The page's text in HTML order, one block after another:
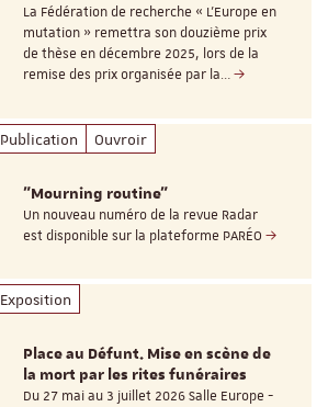
La Fédération de recherche « L’Europe en
mutation » remettra son douzième prix
de thèse en décembre 2025, lors de la
remise des prix organisée par la…
Publication Ouvroir
"Mourning routine"
Un nouveau numéro de la revue Radar
est disponible sur la plateforme PARÉO
Exposition
Place au Défunt. Mise en scène de
la mort par les rites funéraires
Du 27 mai au 3 juillet 2026 Salle Europe -